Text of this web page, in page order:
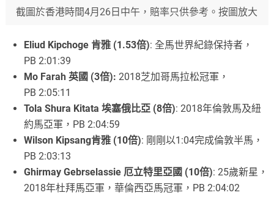
截圖於香港時間4月26日中午，賠率只供參考。按圖放大
Eliud Kipchoge 肯雅 (1.53倍): 全馬世界紀錄保持者，
PB 2:01:39
Mo Farah 英國 (3倍): 2018芝加哥馬拉松冠軍，
PB 2:05:11
Tola Shura Kitata 埃塞俄比亞 (8倍): 2018年倫敦馬及紐
約馬亞軍，PB 2:04:59
Wilson Kipsang肯雅 (10倍): 剛剛以1:04完成倫敦半馬，
PB 2:03:13
Ghirmay Gebrselassie 厄立特里亞國 (10倍): 25歲新星，
2018年杜拜馬亞軍，華倫西亞馬冠軍，PB 2:04:02